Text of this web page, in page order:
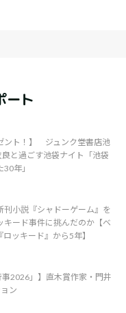
ート
ント！】 ジュンク堂書店池
と過ごす池袋ナイト「池袋
年」
刊小説『シャドーゲーム』を
ード事件に挑んだのか【ベ
ッキード』から5年】
事2026」】直木賞作家・門井
ン